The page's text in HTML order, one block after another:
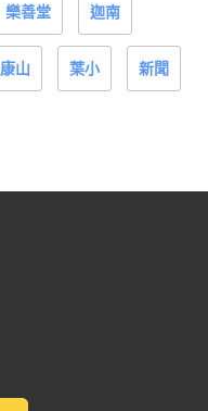
樂善堂 迦南
康山 葉小 新聞